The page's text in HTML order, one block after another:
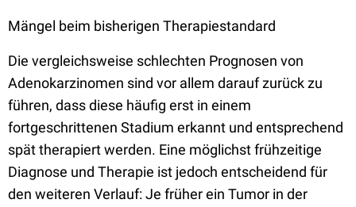
Mängel beim bisherigen Therapiestandard
Die vergleichsweise schlechten Prognosen von
Adenokarzinomen sind vor allem darauf zurück zu
führen, dass diese häufig erst in einem
fortgeschrittenen Stadium erkannt und entsprechend
spät therapiert werden. Eine möglichst frühzeitige
Diagnose und Therapie ist jedoch entscheidend für
den weiteren Verlauf: Je früher ein Tumor in der